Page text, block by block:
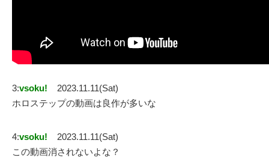
3:vsoku!
2023.11.11(Sat)
ホロステップの動画は良作が多いな
4:vsoku!
2023.11.11(Sat)
この動画消されないよな？